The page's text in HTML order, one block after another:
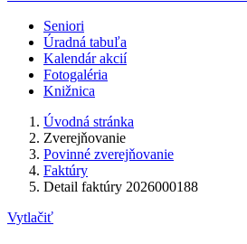
Seniori
Úradná tabuľa
Kalendár akcií
Fotogaléria
Knižnica
Úvodná stránka
Zverejňovanie
Povinné zverejňovanie
Faktúry
Detail faktúry 2026000188
Vytlačiť